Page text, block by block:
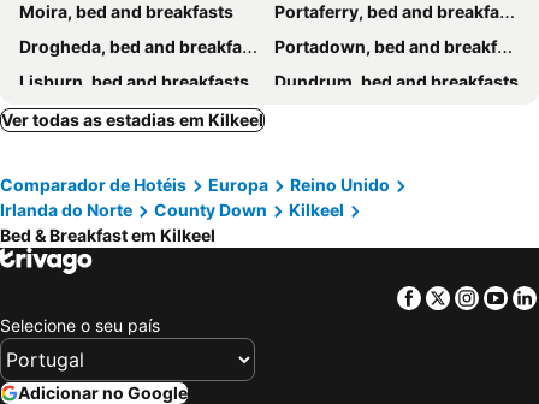
Moira, bed and breakfasts
Portaferry, bed and breakfasts
Drogheda, bed and breakfasts
Portadown, bed and breakfasts
Lisburn, bed and breakfasts
Dundrum, bed and breakfasts
Ardee, bed and breakfasts
Hillsborough, bed and breakfasts
Craigavon, bed and breakfasts
Carrickmacross, bed and breakfasts
Lurgan, bed and breakfasts
Rostrevor, bed and breakfasts
Laytown/Bettystown, bed and breakfasts
Dunleer, bed and breakfasts
Ver todas as estadias em Kilkeel
Comparador de Hotéis Europa
Reino Unido
Irlanda do Norte
County Down
Kilkeel
Bed & Breakfast em Kilkeel
Facebook
Twitter
Selecione o seu país
Adicionar no Google